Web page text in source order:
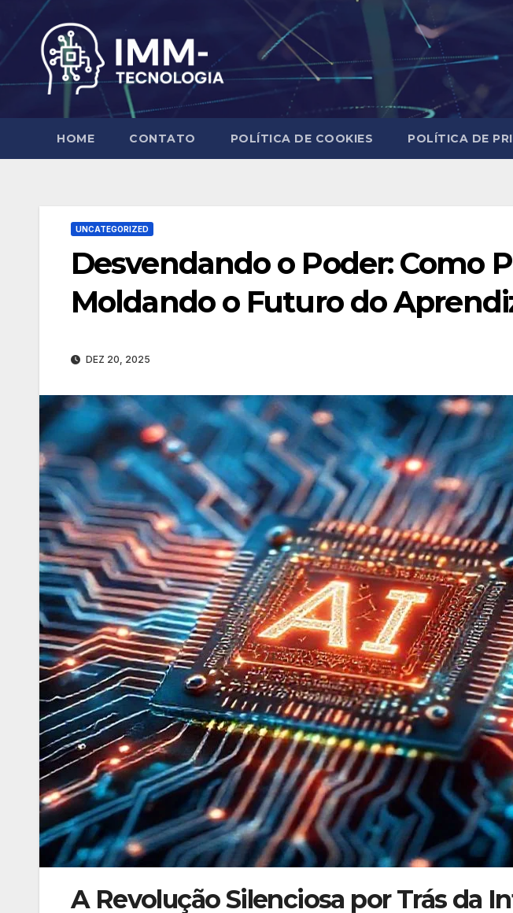
content
HOME CONTATO POLÍTICA DE COOKIES POLÍTICA DE
UNCATEGORIZED
Desvendando o Poder: Como
Moldando o Futuro do
DEZ 20, 2025
A Revolução Silenciosa por Trás da